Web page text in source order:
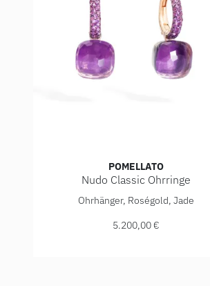
POMELLATO
Nudo Classic Ohrringe
Pomellato Nudo Classic
Ohrhänger, Roségold, Jade
5.200,00 €